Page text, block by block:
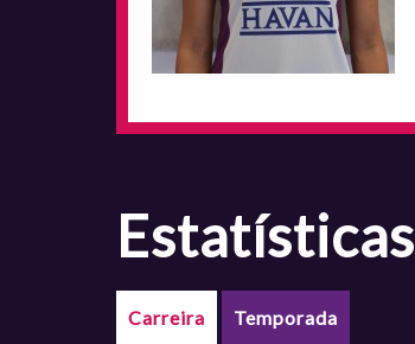
estatísticas
Carreira Temporada